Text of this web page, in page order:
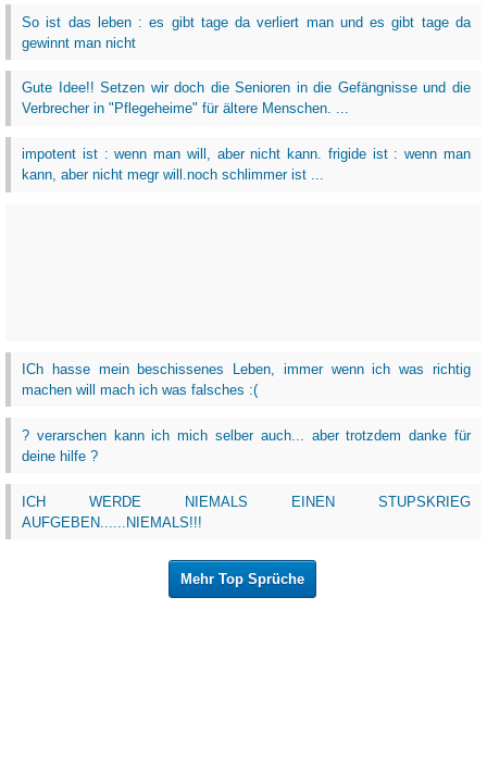
So ist das leben : es gibt tage da verliert man und es gibt tage da
gewinnt man nicht
Gute Idee!! Setzen wir doch die Senioren in die Gefängnisse und die
Verbrecher in "Pflegeheime" für ältere Menschen. ...
impotent ist : wenn man will, aber nicht kann. frigide ist : wenn man
kann, aber nicht megr will.noch schlimmer ist ...
ICh hasse mein beschissenes Leben, immer wenn ich was richtig
machen will mach ich was falsches :(
? verarschen kann ich mich selber auch... aber trotzdem danke für
deine hilfe ?
ICH WERDE NIEMALS EINEN STUPSKRIEG
AUFGEBEN......NIEMALS!!!
Mehr Top Sprüche